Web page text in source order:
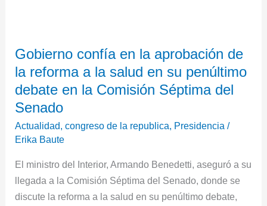
Gobierno confía en la aprobación de
la reforma a la salud en su penúltimo
debate en la Comisión Séptima del
Senado
Actualidad,congreso de la republica, Presidencia /
Erika Baute
El ministro del Interior, Armando Benedetti, aseguró a su
llegada a la Comisión Séptima del Senado, donde se
discute la reforma a la salud en su penúltimo debate,
confía
en
la
aprobación
la
a
la
salud